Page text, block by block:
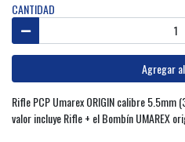
CANTIDAD
Agregar
Rifle PCP Umarex ORIGIN calibre 5.5mm
valor incluye Rifle + el Bombín UMAREX